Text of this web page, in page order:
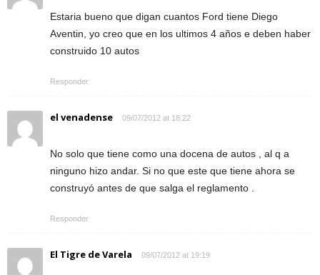
Estaria bueno que digan cuantos Ford tiene Diego
Aventin, yo creo que en los ultimos 4 años e deben haber
construido 10 autos
Responder
el venadense 09/07/2012 at 18:22
No solo que tiene como una docena de autos , al q a
ninguno hizo andar. Si no que este que tiene ahora se
construyó antes de que salga el reglamento .
Responder
El Tigre de Varela 09/07/2012 at 19:19